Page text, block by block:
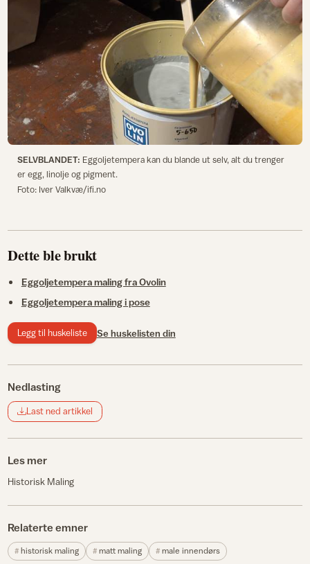
SELVBLANDET: Eggoljetempera kan du blande ut selv, alt du trenger
er egg, linolje og pigment.
Foto: Iver Valkvæ/ifi.no
Dette ble brukt
Eggoljetempera maling fra Ovolin
Eggoljetempera maling i pose
Legg til huskeliste Se huskelisten din
Nedlasting
Last ned artikkel
Les mer
Historisk Maling
Relaterte emner
historisk maling matt maling male innendørs